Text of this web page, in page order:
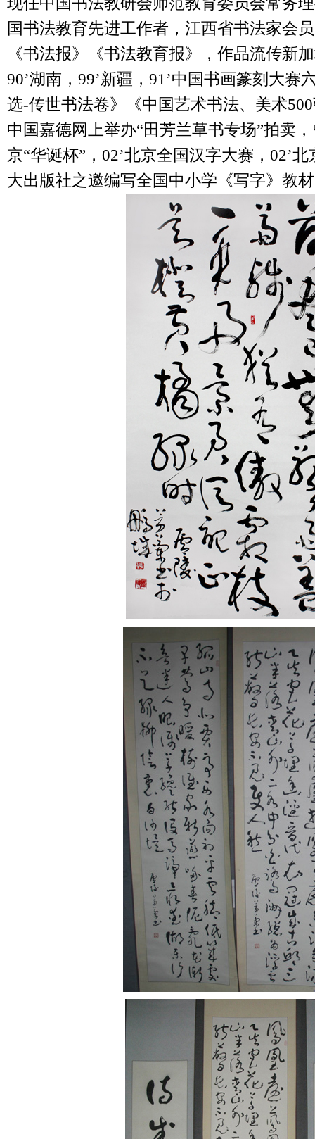
国书法教育先进工作者，江西省书法家会
《书法报》《书法教育报》，作品流传新
90’湖南，99’新疆，91’中国书画篆刻大
选-传世书法卷》《中国艺术书法、美术
中国嘉德网上举办“田芳兰草书专场”拍卖
京“华诞杯”，02’北京全国汉字大赛，02’
大出版社之邀编写全国中小学《写字》教